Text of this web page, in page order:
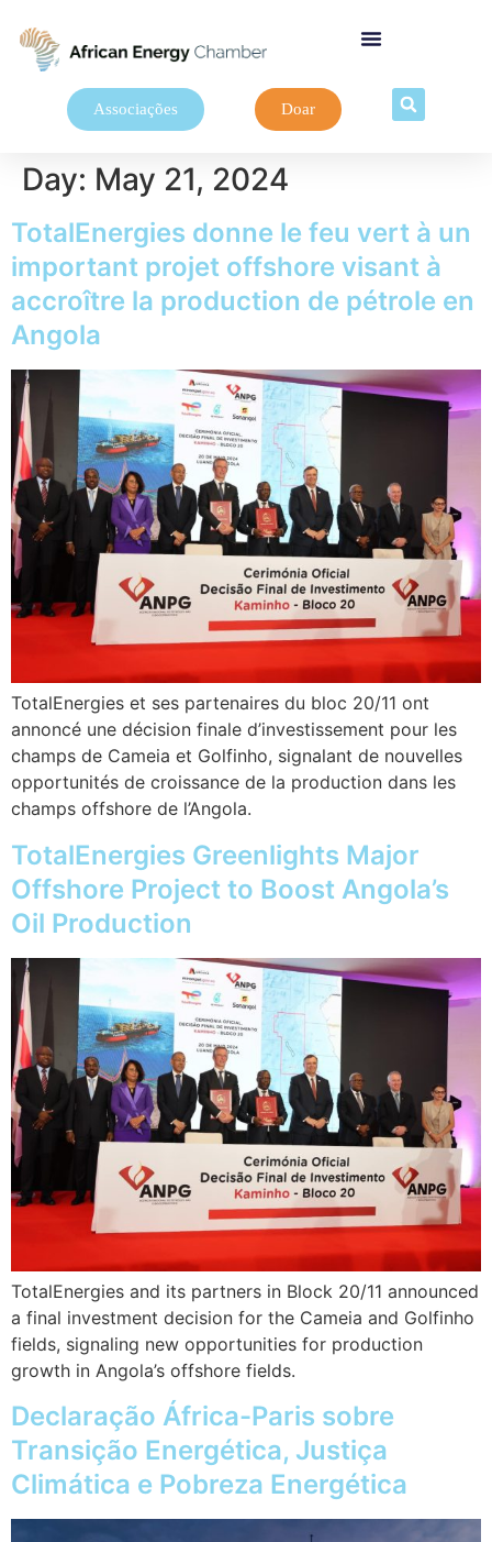
Associações Doar
Day: May 21, 2024
TotalEnergies donne le feu vert à un
important projet offshore visant à
accroître la production de pétrole en
Angola
TotalEnergies et ses partenaires du bloc 20/11 ont
annoncé une décision finale d’investissement pour les
champs de Cameia et Golfinho, signalant de nouvelles
opportunités de croissance de la production dans les
champs offshore de l’Angola.
TotalEnergies Greenlights Major
Offshore Project to Boost Angola’s
Oil Production
TotalEnergies and its partners in Block 20/11 announced
a final investment decision for the Cameia and Golfinho
fields, signaling new opportunities for production
growth in Angola’s offshore fields.
Declaração África-Paris sobre
Transição Energética, Justiça
Climática e Pobreza Energética